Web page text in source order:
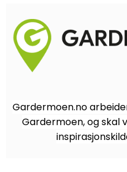
Gardermoen.no
Gardermoen, og